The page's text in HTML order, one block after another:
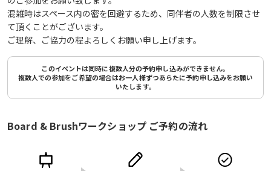
混雑時はスペース内の密を回避するため、同伴者の人数を制限させ
て頂くことがございます。
ご理解、ご協力の程よろしくお願い申し上げます。
このイベントは同時に複数人分の予約申し込みができません。
複数人での参加をご希望の場合はお一人様ずつあらたに予約申し込みをお願い
いたします。
Board & Brushワークショップ ご予約の流れ